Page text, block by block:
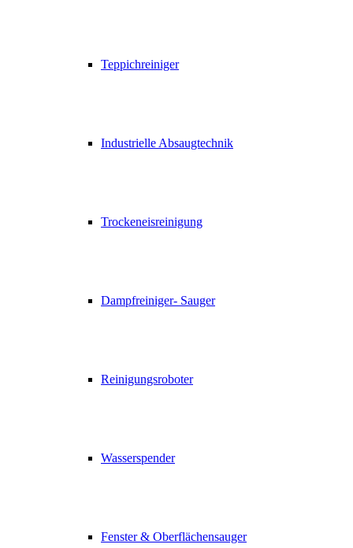
Teppichreiniger
Industrielle Absaugtechnik
Trockeneisreinigung
Dampfreiniger- Sauger
Reinigungsroboter
Wasserspender
Fenster & Oberflächensauger